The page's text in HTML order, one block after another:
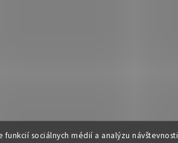
sociálnych médií a analýzu návštevnosti